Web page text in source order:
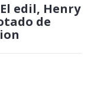
edil, Henry
de